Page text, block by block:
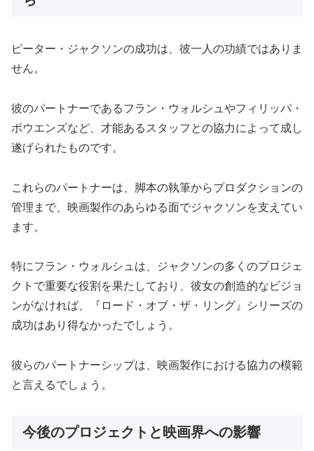
ピーター・ジャクソンの成功は、彼一人の功績ではありま
せん。
彼のパートナーであるフラン・ウォルシュやフィリッパ・
ボウエンズなど、才能あるスタッフとの協力によって成し
遂げられたものです。
これらのパートナーは、脚本の執筆からプロダクションの
管理まで、映画製作のあらゆる面でジャクソンを支えてい
ます。
特にフラン・ウォルシュは、ジャクソンの多くのプロジェ
クトで重要な役割を果たしており、彼女の創造的なビジョ
ンがなければ、『ロード・オブ・ザ・リング』シリーズの
成功はあり得なかったでしょう。
彼らのパートナーシップは、映画製作における協力の模範
と言えるでしょう。
今後のプロジェクトと映画界への影響